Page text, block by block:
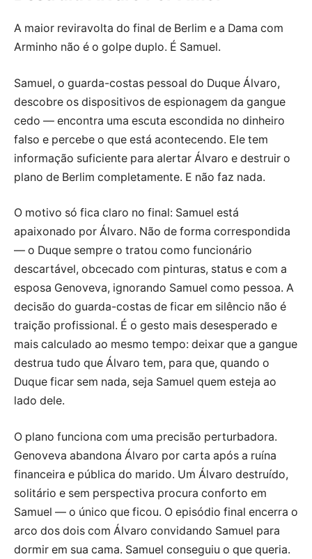
A maior reviravolta do final de Berlim e a Dama com
Arminho não é o golpe duplo. É Samuel.
Samuel, o guarda-costas pessoal do Duque Álvaro,
descobre os dispositivos de espionagem da gangue
cedo — encontra uma escuta escondida no dinheiro
falso e percebe o que está acontecendo. Ele tem
informação suficiente para alertar Álvaro e destruir o
plano de Berlim completamente. E não faz nada.
O motivo só fica claro no final: Samuel está
apaixonado por Álvaro. Não de forma correspondida
— o Duque sempre o tratou como funcionário
descartável, obcecado com pinturas, status e com a
esposa Genoveva, ignorando Samuel como pessoa. A
decisão do guarda-costas de ficar em silêncio não é
traição profissional. É o gesto mais desesperado e
mais calculado ao mesmo tempo: deixar que a gangue
destrua tudo que Álvaro tem, para que, quando o
Duque ficar sem nada, seja Samuel quem esteja ao
lado dele.
O plano funciona com uma precisão perturbadora.
Genoveva abandona Álvaro por carta após a ruína
financeira e pública do marido. Um Álvaro destruído,
solitário e sem perspectiva procura conforto em
Samuel — o único que ficou. O episódio final encerra o
arco dos dois com Álvaro convidando Samuel para
dormir em sua cama. Samuel conseguiu o que queria.